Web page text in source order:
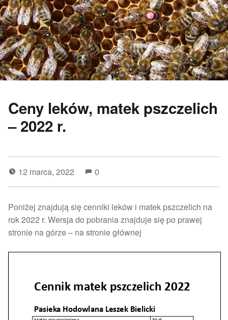
Ceny leków, matek pszczelich
– 2022 r.
12 marca, 2022 0
Poniżej znajdują się cenniki leków i matek pszczelich na
rok 2022 r. Wersja do pobrania znajduje się po prawej
stronie na górze – na stronie głównej